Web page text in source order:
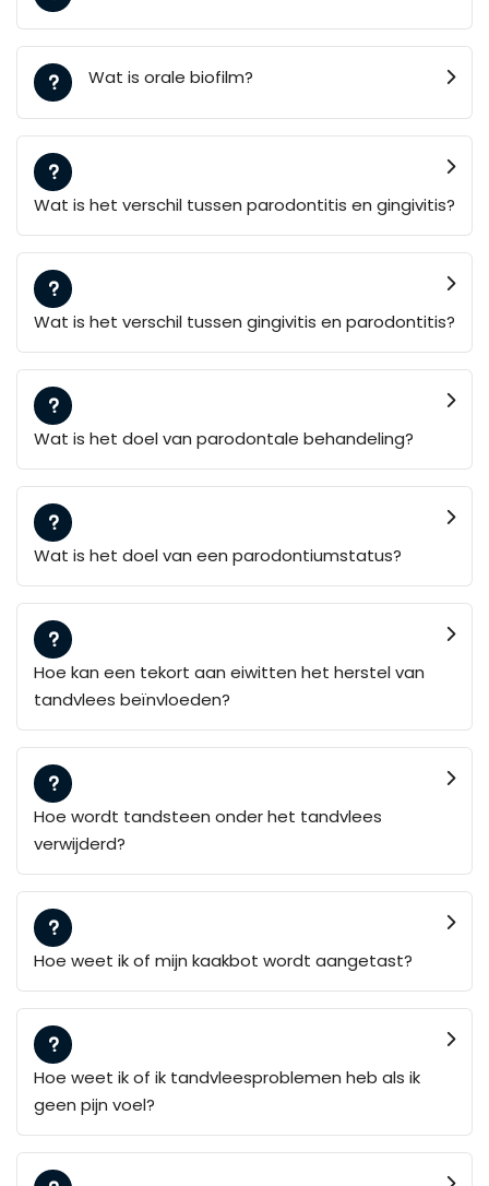
Wat is orale biofilm?
Wat is het verschil tussen parodontitis en gingivitis?
Wat is het verschil tussen gingivitis en parodontitis?
Wat is het doel van parodontale behandeling?
Wat is het doel van een parodontiumstatus?
Hoe kan een tekort aan eiwitten het herstel van
tandvlees beïnvloeden?
Hoe wordt tandsteen onder het tandvlees
verwijderd?
Hoe weet ik of mijn kaakbot wordt aangetast?
Hoe weet ik of ik tandvleesproblemen heb als ik
geen pijn voel?